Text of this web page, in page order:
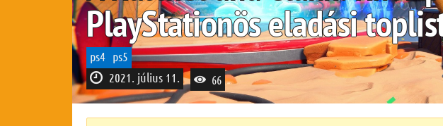
PlayStationös eladási
ps4 ps5
2021. július 11.
66